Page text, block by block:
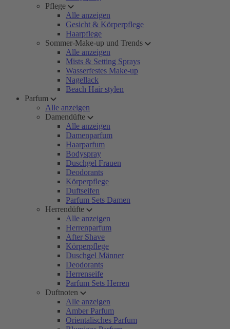
Pflege
Alle anzeigen
Gesicht & Körperpflege
Haarpflege
Sommer-Make-up und Trends
Alle anzeigen
Mists & Setting Sprays
Wasserfestes Make-up
Nagellack
Beach Hair stylen
Parfum
Alle anzeigen
Damendüfte
Alle anzeigen
Damenparfum
Haarparfum
Bodyspray
Duschgel Frauen
Deodorants
Körperpflege
Duftseifen
Parfum Sets Damen
Herrendüfte
Alle anzeigen
Herrenparfum
After Shave
Körperpflege
Duschgel Männer
Deodorants
Herrenseife
Parfum Sets Herren
Duftnoten
Alle anzeigen
Amber Parfum
Orientalisches Parfum